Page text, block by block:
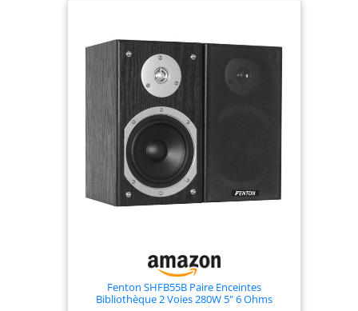
Fenton SHFB55B Paire Enceintes
Bibliothèque 2 Voies 280W 5" 6 Ohms